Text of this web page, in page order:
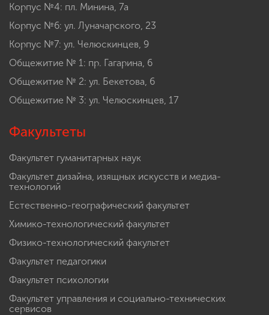
Корпус №4: пл. Минина, 7а
Корпус №6: ул. Луначарского, 23
Корпус №7: ул. Челюскинцев, 9
Общежитие № 1: пр. Гагарина, 6
Общежитие № 2: ул. Бекетова, 6
Общежитие № 3: ул. Челюскинцев, 17
Факультеты
Факультет гуманитарных наук
Факультет дизайна, изящных искусств и медиа-
технологий
Естественно-географический факультет
Химико-технологический факультет
Физико-технологический факультет
Факультет педагогики
Факультет психологии
Факультет управления и социально-технических
сервисов